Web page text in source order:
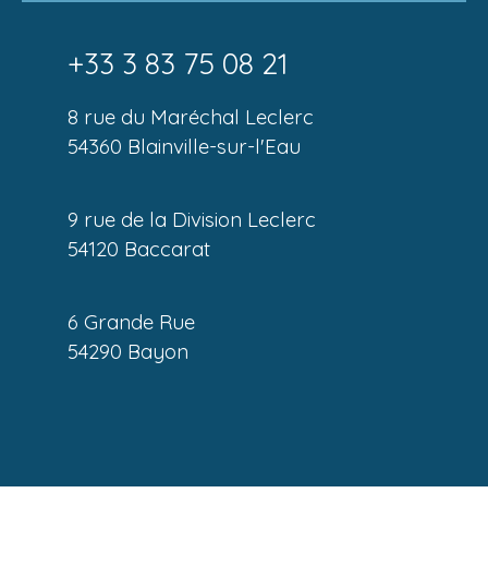
+33 3 83 75 08 21
8 rue du Maréchal Leclerc
54360 Blainville-sur-l'Eau
9 rue de la Division Leclerc
54120 Baccarat
6 Grande Rue
54290 Bayon